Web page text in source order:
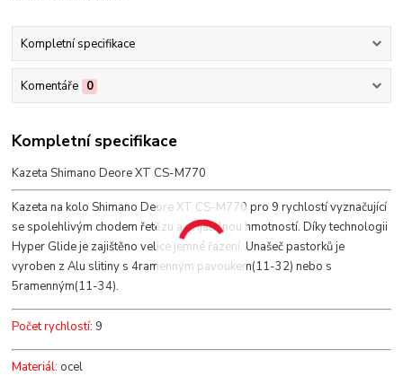
Kompletní specifikace
Komentáře 0
Kompletní specifikace
Kazeta Shimano Deore XT CS-M770
Kazeta na kolo Shimano Deore XT CS-M770 pro 9 rychlostí vyznačující
se spolehlivým chodem řetězu a přijatelnou hmotností. Díky technologii
Hyper Glide je zajištěno velice jemné řazení. Unašeč pastorků je
vyroben z Alu slitiny s 4ramenným pavoukem(11-32) nebo s
5ramenným(11-34).
Počet rychlostí: 9
Materiál: ocel